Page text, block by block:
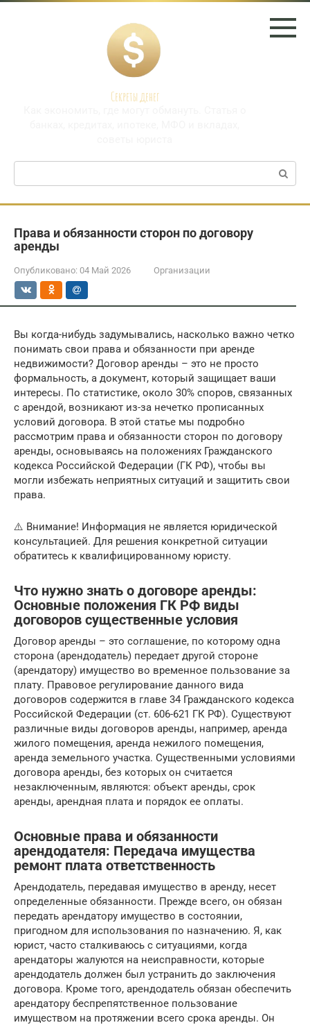
Перейти
Секреты денег
Поиск:
Права и обязанности сторон по договору
аренды
Опубликовано: 04 Май 2026 Организации
Вы когда-нибудь задумывались, насколько важно четко
понимать свои права и обязанности при аренде
недвижимости? Договор аренды – это не просто
формальность, а документ, который защищает ваши
интересы. По статистике, около 30% споров, связанных
с арендой, возникают из-за нечетко прописанных
условий договора. В этой статье мы подробно
рассмотрим права и обязанности сторон по договору
аренды, основываясь на положениях Гражданского
кодекса Российской Федерации (ГК РФ), чтобы вы
могли избежать неприятных ситуаций и защитить свои
права.
⚠️ Внимание! Информация не является юридической
консультацией. Для решения конкретной ситуации
обратитесь к квалифицированному юристу.
Что нужно знать о договоре аренды:
Основные положения ГК РФ виды
договоров существенные условия
Договор аренды – это соглашение, по которому одна
сторона (арендодатель) передает другой стороне
(арендатору) имущество во временное пользование за
плату. Правовое регулирование данного вида
договоров содержится в главе 34 Гражданского кодекса
Российской Федерации (ст. 606-621 ГК РФ). Существуют
различные виды договоров аренды, например, аренда
жилого помещения, аренда нежилого помещения,
аренда земельного участка. Существенными условиями
договора аренды, без которых он считается
незаключенным, являются: объект аренды, срок
аренды, арендная плата и порядок ее оплаты.
Основные права и обязанности
арендодателя: Передача имущества
ремонт плата ответственность
Арендодатель, передавая имущество в аренду, несет
определенные обязанности. Прежде всего, он обязан
передать арендатору имущество в состоянии,
пригодном для использования по назначению. Я, как
юрист, часто сталкиваюсь с ситуациями, когда
арендаторы жалуются на неисправности, которые
арендодатель должен был устранить до заключения
договора. Кроме того, арендодатель обязан обеспечить
арендатору беспрепятственное пользование
имуществом на протяжении всего срока аренды. Он